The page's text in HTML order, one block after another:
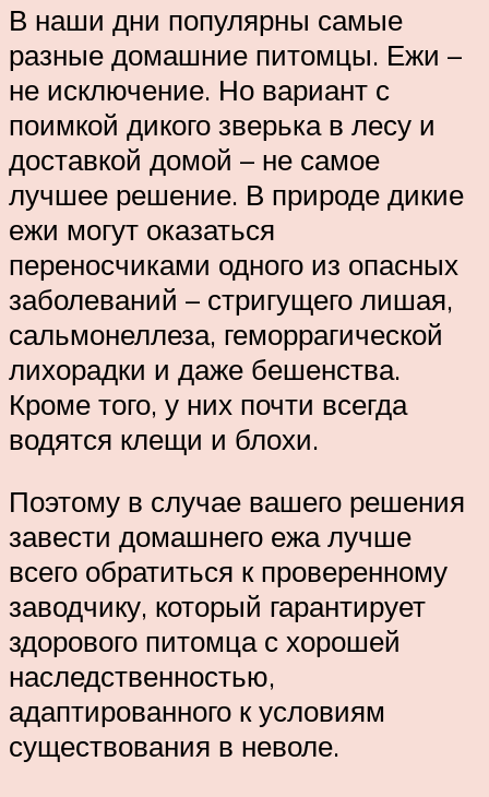
В наши дни популярны самые
разные домашние питомцы. Ежи –
не исключение. Но вариант с
поимкой дикого зверька в лесу и
доставкой домой – не самое
лучшее решение. В природе дикие
ежи могут оказаться
переносчиками одного из опасных
заболеваний – стригущего лишая,
сальмонеллеза, геморрагической
лихорадки и даже бешенства.
Кроме того, у них почти всегда
водятся клещи и блохи.
Поэтому в случае вашего решения
завести домашнего ежа лучше
всего обратиться к проверенному
заводчику, который гарантирует
здорового питомца с хорошей
наследственностью,
адаптированного к условиям
существования в неволе.